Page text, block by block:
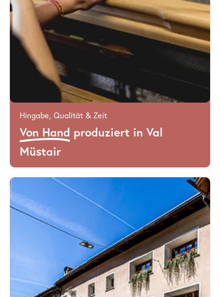
Hingabe, Qualität & Zeit
Von Hand produziert in Val
Müstair